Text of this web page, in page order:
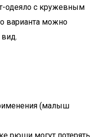
одеяло с кружевным
варианта можно
(малыш